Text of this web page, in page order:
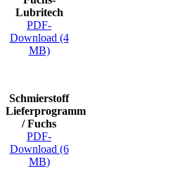
Lubritech
PDF-
Download (4
MB)
Schmierstoff
Lieferprogramm
/ Fuchs
PDF-
Download (6
MB)